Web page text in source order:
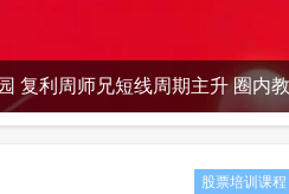
复利周师兄短线周期主升 圈内
股票培训课程